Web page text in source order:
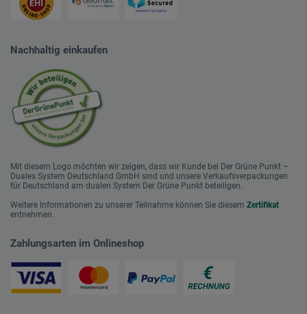
Nachhaltig einkaufen
Mit diesem Logo möchten wir zeigen, dass wir Kunde bei Der Grüne Punkt –
Duales System Deutschland GmbH sind und unsere Verkaufsverpackungen
für Deutschland am dualen System Der Grüne Punkt beteiligen.
Weitere Informationen zu unserer Teilnahme können Sie diesem Zertifikat
entnehmen.
Zahlungsarten im Onlineshop